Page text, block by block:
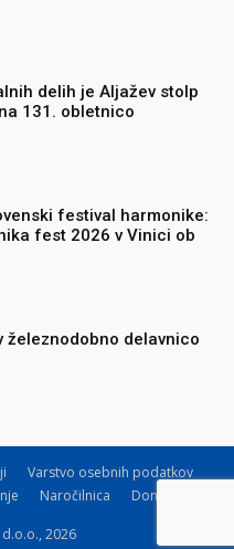
delih je Aljažev stolp
131. obletnico
festival harmonike:
fest 2026 v Vinici ob
železnodobno delavnico
Varstvo osebnih podatkov
Naročilnica Donacije
2026